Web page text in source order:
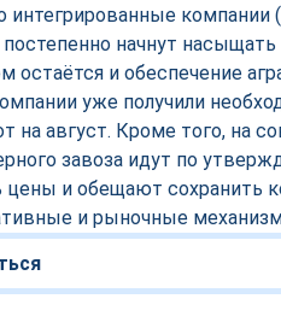
интегрированные
начнут
остаётся и обеспечение
уже получили
на август. Кроме того, на
завоза идут по
и обещают сохранить
и рыночные